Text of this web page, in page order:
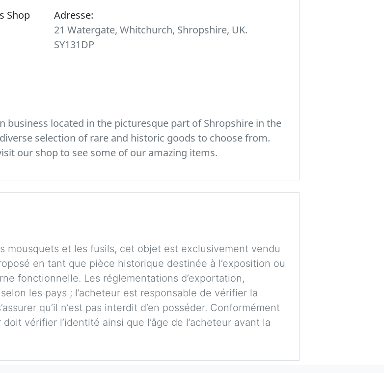
Shop
Adresse:
21 Watergate, Whitchurch, Shropshire, UK.
SY131DP
business located in the picturesque part of Shropshire in the
selection of rare and historic goods to choose from.
our shop to see some of our amazing items.
mousquets et les fusils, cet objet est exclusivement vendu
en tant que pièce historique destinée à l’exposition ou
fonctionnelle. Les réglementations d’exportation,
les pays ; l’acheteur est responsable de vérifier la
qu’il n’est pas interdit d’en posséder. Conformément
vérifier l’identité ainsi que l’âge de l’acheteur avant la